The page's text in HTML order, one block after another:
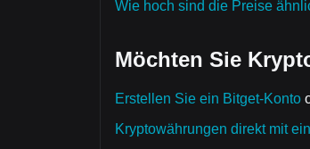
Wie hoch sind die Preise
Möchten Sie
Erstellen Sie ein Bitget-Konto
Kryptowährungen direkt mit